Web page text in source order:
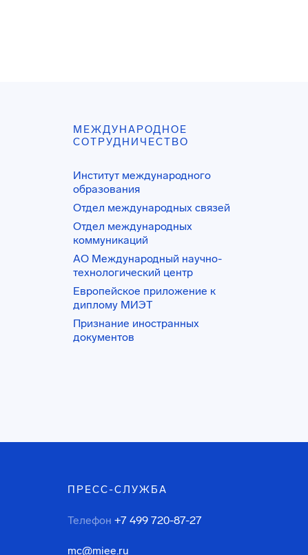
МЕЖДУНАРОДНОЕ
СОТРУДНИЧЕСТВО
Институт международного
образования
Отдел международных связей
Отдел международных
коммуникаций
АО Международный научно-
технологический центр
Европейское приложение к
диплому МИЭТ
Признание иностранных
документов
ПРЕСС-СЛУЖБА
Телефон +7 499 720-87-27
mc@miee.ru